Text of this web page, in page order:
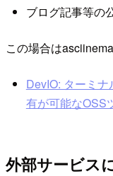
ブログ記事等の
この場合は
DevIO: ターミ
有が可能なOSS
外部サービス